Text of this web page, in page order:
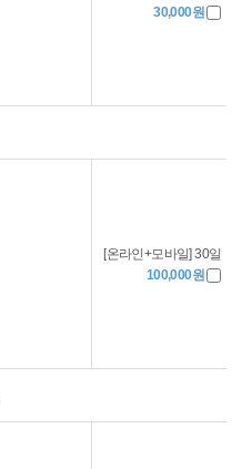
30,000원
[온라인+모바일] 30일
100,000원